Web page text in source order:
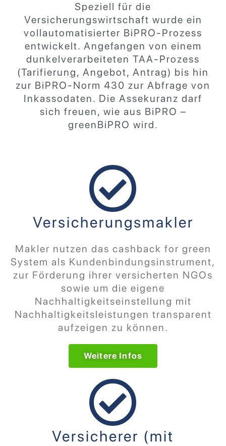
Speziell für die
Versicherungswirtschaft wurde ein
vollautomatisierter BiPRO-Prozess
entwickelt. Angefangen von einem
dunkelverarbeiteten TAA-Prozess
(Tarifierung, Angebot, Antrag) bis hin
zur BiPRO-Norm 430 zur Abfrage von
Inkassodaten. Die Assekuranz darf
sich freuen, wie aus BiPRO –
greenBiPRO wird.
Versicherungsmakler
Makler nutzen das cashback for green
System als Kundenbindungsinstrument,
zur Förderung ihrer versicherten NGOs
sowie um die eigene
Nachhaltigkeitseinstellung mit
Nachhaltigkeitsleistungen transparent
aufzeigen zu können.
Weitere Infos
Versicherer (mit